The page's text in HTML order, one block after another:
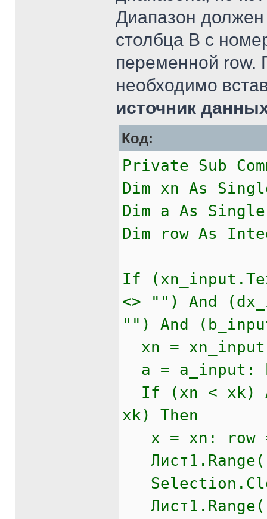
Диапазон должен
столбца В с
переменной row.
необходимо
источник
Код:
Private Sub
Dim xn As
Dim a As
Dim row As
If
<> "") And
"") And
xn =
a = a_input:
If (xn < xk)
xk) Then
x = xn: row